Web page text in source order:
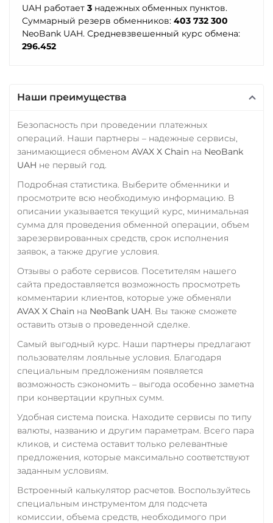
Terra Classic (LUNC)
Tether (USDT)
Tezos (XTZ)
The Sandbox (SAND)
Tornado Cash (TORN)
Tron (TRX)
TrueUSD (TUSD)
ERC20
TRUMP
Trust Wallet Token (TWT)
BEP20
ERC20
USD Coin (USDC)
ERC20
CRONOS
ARB
OP
BASE
RONIN
NEAR
XLM
VeChain (VET)
Verge (XVG)
Промсвязьбанк RUB
ПУМБ UAH
Россельхоз банк RUB
Русский Стандарт RUB
RUB KZT QR RUB
СБП RUB
Совкомбанк RUB
UAH RUB USD
Тинькофф
RUB
CASH-IN RUB
QR RUB
УкрСиббанк UAH
Фридом Банк KZT
Элкарт KGS
UAH работает 3 надежных обменных пунктов.
Суммарный резерв обменников: 403 732 300
NeoBank UAH. Средневзвешенный курс обмена:
296.452
Наши преимущества
Безопасность при проведении платежных
операций. Наши партнеры – надежные сервисы,
занимающиеся обменом AVAX X Chain на NeoBank
UAH не первый год.
Подробная статистика. Выберите обменники и
просмотрите всю необходимую информацию. В
описании указывается текущий курс, минимальная
сумма для проведения обменной операции, объем
зарезервированных средств, срок исполнения
заявок, а также другие условия.
Отзывы о работе сервисов. Посетителям нашего
сайта предоставляется возможность просмотреть
комментарии клиентов, которые уже обменяли
AVAX X Chain на NeoBank UAH. Вы также сможете
оставить отзыв о проведенной сделке.
Самый выгодный курс. Наши партнеры предлагают
пользователям лояльные условия. Благодаря
специальным предложениям появляется
возможность сэкономить – выгода особенно заметна
при конвертации крупных сумм.
Удобная система поиска. Находите сервисы по типу
валюты, названию и другим параметрам. Всего пара
кликов, и система оставит только релевантные
предложения, которые максимально соответствуют
заданным условиям.
Встроенный калькулятор расчетов. Воспользуйтесь
специальным инструментом для подсчета
комиссии, объема средств, необходимого при